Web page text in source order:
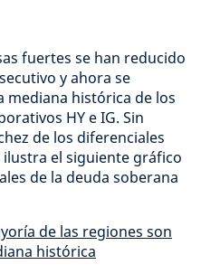
fuertes se han reducido
y ahora se
mediana histórica de los
HY e IG. Sin
de los diferenciales
el siguiente gráfico
de la deuda soberana
de las regiones son
histórica